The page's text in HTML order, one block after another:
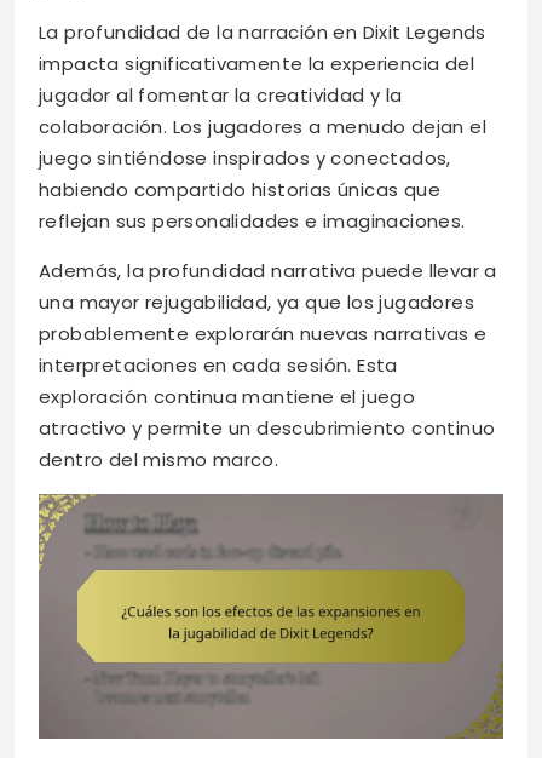
La profundidad de la narración en Dixit Legends
impacta significativamente la experiencia del
jugador al fomentar la creatividad y la
colaboración. Los jugadores a menudo dejan el
juego sintiéndose inspirados y conectados,
habiendo compartido historias únicas que
reflejan sus personalidades e imaginaciones.
Además, la profundidad narrativa puede llevar a
una mayor rejugabilidad, ya que los jugadores
probablemente explorarán nuevas narrativas e
interpretaciones en cada sesión. Esta
exploración continua mantiene el juego
atractivo y permite un descubrimiento continuo
dentro del mismo marco.